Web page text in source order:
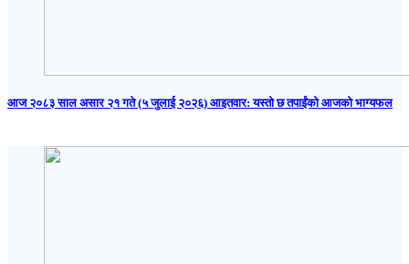
आज २०८३ साल असार २१ गते (५ जुलाई २०२६) आइतवार: यस्तो छ तपाईंको आजको भाग्यफल